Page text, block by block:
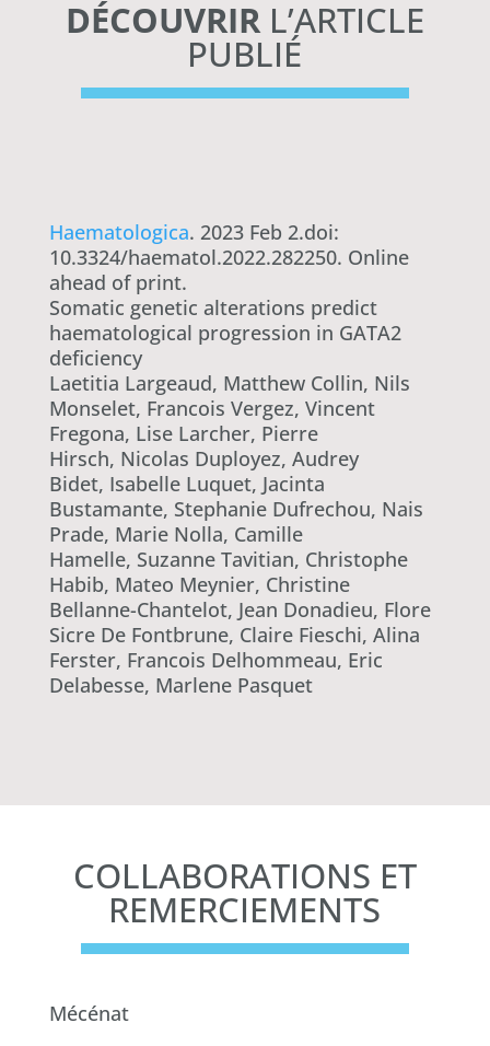
DÉCOUVRIRL’ARTICLE
PUBLIÉ
Haematologica. 2023 Feb 2.doi:
10.3324/haematol.2022.282250. Online
ahead of print.
Somatic genetic alterations predict
haematological progression in GATA2
deficiency
Laetitia Largeaud, Matthew Collin, Nils
Monselet, Francois Vergez, Vincent
Fregona, Lise Larcher, Pierre
Hirsch, Nicolas Duployez, Audrey
Bidet, Isabelle Luquet, Jacinta
Bustamante, Stephanie Dufrechou, Nais
Prade, Marie Nolla, Camille
Hamelle, Suzanne Tavitian, Christophe
Habib, Mateo Meynier, Christine
Bellanne-Chantelot, Jean Donadieu, Flore
Sicre De Fontbrune, Claire Fieschi, Alina
Ferster, Francois Delhommeau, Eric
Delabesse, Marlene Pasquet
COLLABORATIONS ET
REMERCIEMENTS
Mécénat